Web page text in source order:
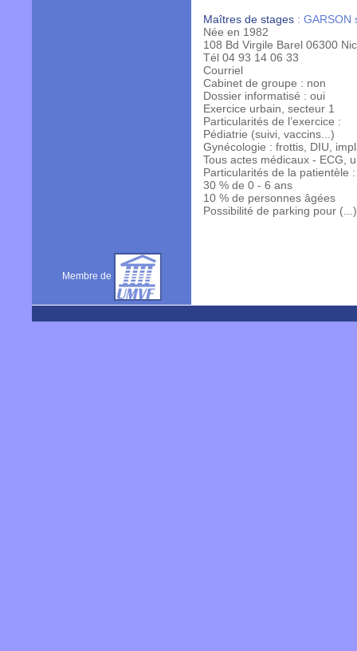
Maîtres de stages : GARSON
Née en 1982
108 Bd Virgile Barel 06300
Tél 04 93 14 06 33
Courriel
Cabinet de groupe : non
Dossier informatisé : oui
Exercice urbain, secteur 1
Particularités de l’exercice :
Pédiatrie (suivi, vaccins...)
Gynécologie : frottis, DIU,
Tous actes médicaux - ECG,
Particularités de la patientèle :
30 % de 0 - 6 ans
10 % de personnes âgées
Possibilité de parking pour
Membre de